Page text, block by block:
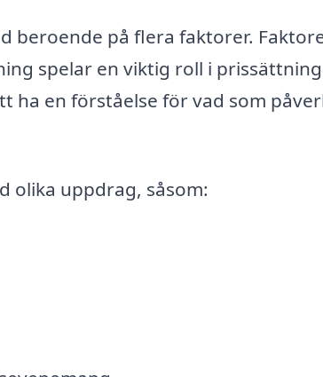
beroende på flera faktorer.
spelar en viktig roll i
ha en förståelse för vad som
olika uppdrag, såsom: